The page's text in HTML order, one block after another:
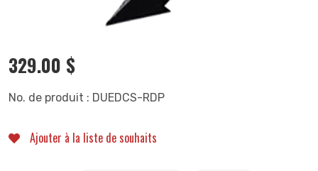
329.00 $
No. de produit : DUEDCS-RDP
Ajouter à la liste de souhaits